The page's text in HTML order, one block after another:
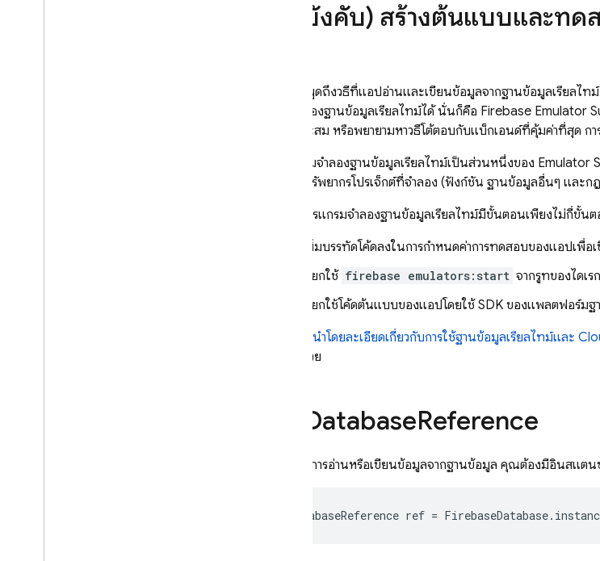
(ไม่บังคับ) สร้างต้นแบบและท
ก่อนจะพูดถึงวิธีที่แอปอ่านและเขียนข้อมูลจากฐานข้อมูลเรียลไ
ทำงานของฐานข้อมูลเรียลไทม์ได้ นั่นก็คือ Firebase Emulator
ให้เหมาะสม หรือพยายามหาวิธีโต้ตอบกับแบ็กเอนด์ที่คุ้มค่าที่สุด ก
โปรแกรมจำลองฐานข้อมูลเรียลไทม์เป็นส่วนหนึ่งของ
รวมถึงทรัพยากรโปรเจ็กต์ที่จำลอง (ฟังก์ชัน ฐานข้อมูลอื่นๆ แล
การใช้โปรแกรมจำลองฐานข้อมูลเรียลไทม์มีขั้นตอนเพียงไม่กี่ขั้น
เพิ่มบรรทัดโค้ดลงในการกำหนดค่าการทดสอบของแอปเพื่อ
เรียกใช้ firebase emulators:start จากรูทของไดเร
เรียกใช้โค้ดต้นแบบของแอปโดยใช้ SDK ของแพลตฟอร์ม
มีคำแนะนำโดยละเอียดเกี่ยวกับการใช้ฐานข้อมูลเรียลไทม์และ
ด้วย
รับ DatabaseReference
หากต้องการอ่านหรือเขียนข้อมูลจากฐานข้อมูล คุณต้องมีอินสแตน
DatabaseReference ref = FirebaseDatabase.